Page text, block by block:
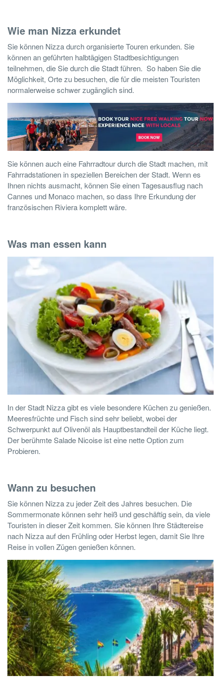
Wie man Nizza erkundet
Sie können Nizza durch organisierte Touren erkunden. Sie
können an geführten halbtägigen Stadtbesichtigungen
teilnehmen, die Sie durch die Stadt führen. So haben Sie die
Möglichkeit, Orte zu besuchen, die für die meisten Touristen
normalerweise schwer zugänglich sind.
Sie können auch eine Fahrradtour durch die Stadt machen, mit
Fahrradstationen in speziellen Bereichen der Stadt. Wenn es
Ihnen nichts ausmacht, können Sie einen Tagesausflug nach
Cannes und Monaco machen, so dass Ihre Erkundung der
französischen Riviera komplett wäre.
Was man essen kann
In der Stadt Nizza gibt es viele besondere Küchen zu genießen.
Meeresfrüchte und Fisch sind sehr beliebt, wobei der
Schwerpunkt auf Olivenöl als Hauptbestandteil der Küche liegt.
Der berühmte Salade Nicoise ist eine nette Option zum
Probieren.
Wann zu besuchen
Sie können Nizza zu jeder Zeit des Jahres besuchen. Die
Sommermonate können sehr heiß und geschäftig sein, da viele
Touristen in dieser Zeit kommen. Sie können Ihre Städtereise
nach Nizza auf den Frühling oder Herbst legen, damit Sie Ihre
Reise in vollen Zügen genießen können.